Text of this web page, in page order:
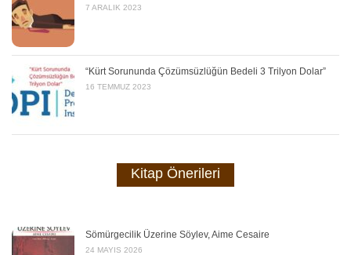
7 ARALIK 2023
“Kürt Sorununda Çözümsüzlüğün Bedeli 3 Trilyon Dolar”
16 TEMMUZ 2023
Kitap Önerileri
Sömürgecilik Üzerine Söylev, Aime Cesaire
24 MAYIS 2026